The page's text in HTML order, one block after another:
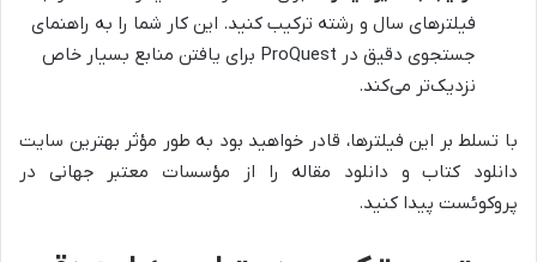
فیلترهای سال و رشته ترکیب کنید. این کار شما را به راهنمای
جستجوی دقیق در ProQuest برای یافتن منابع بسیار خاص
نزدیک‌تر می‌کند.
با تسلط بر این فیلترها، قادر خواهید بود به طور مؤثر بهترین سایت
دانلود کتاب و دانلود مقاله را از مؤسسات معتبر جهانی در
پروکوئست پیدا کنید.